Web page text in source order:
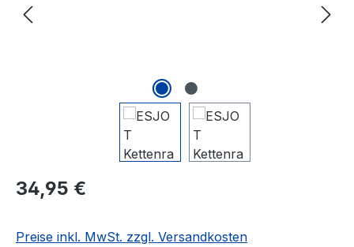
Regulärer Preis:
34,95 €
Preise inkl. MwSt. zzgl. Versandkosten